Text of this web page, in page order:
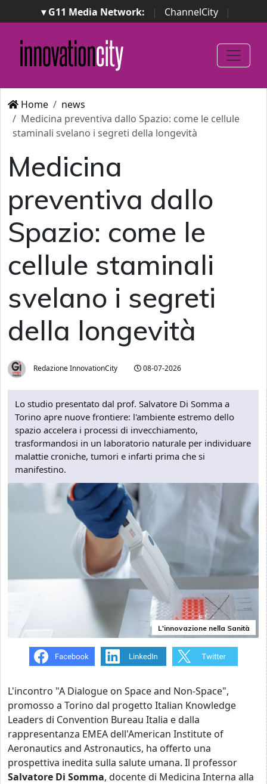
▾ G11 Media Network: | ChannelCity
|
ImpresaCity | SecurityOpenLab | Italian Channel
Awards
Italian Project Awards
Italian Security
Awards
Home
news
Medicina preventiva dallo Spazio: come le cellule
staminali svelano i segreti della longevità
Medicina
preventiva dallo
Spazio: come le
cellule staminali
svelano i segreti
della longevità
Redazione InnovationCity 08-07-2026
Lo studio presentato dal prof. Salvatore Di Somma a
Torino apre nuove frontiere: l'ambiente estremo dello
spazio accelera i processi di invecchiamento,
trasformandosi in un laboratorio naturale per individuare
malattie croniche, tumori e infarti prima che si
manifestino.
L'innovazione nella Sanità
L'incontro "A Dialogue on Space and Non-Space",
promosso a Torino dal progetto Italian Knowledge
Leaders di Convention Bureau Italia e dalla
rappresentanza EMEA dell'American Institute of
Aeronautics and Astronautics, ha offerto una
prospettiva inedita sulla salute umana. Il professor
Salvatore Di Somma, docente di Medicina Interna alla